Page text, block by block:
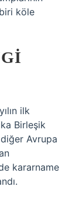
köle
ilk
Birleşik
diğer Avrupa
kararname